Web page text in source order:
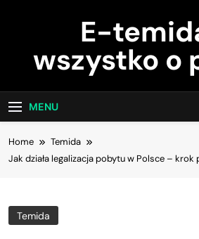
E-
wszystko o
MENU
Home
Temida
Jak działa legalizacja pobytu w Polsce – krok
Temida